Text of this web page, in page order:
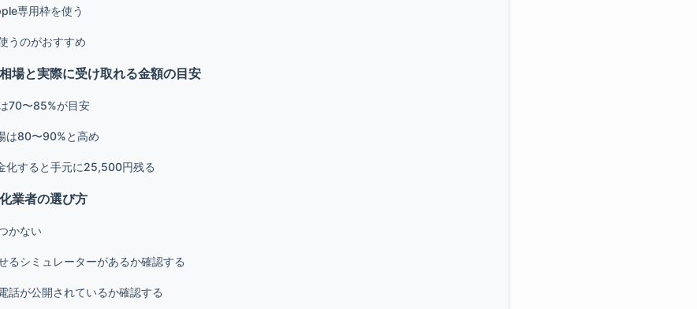
専用枠を使う
うのがおすすめ
場と実際に受け取れる金額の目安
70〜85%が目安
は80〜90%と高め
化すると手元に25,500円残る
業者の選び方
かない
るシミュレーターがあるか確認する
話が公開されているか確認する